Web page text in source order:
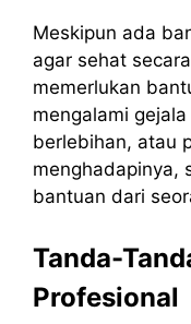
Meskipun ada
agar sehat
memerlukan
mengalami
berlebihan, atau
menghadapinya,
bantuan dari
Tanda-
Profesional